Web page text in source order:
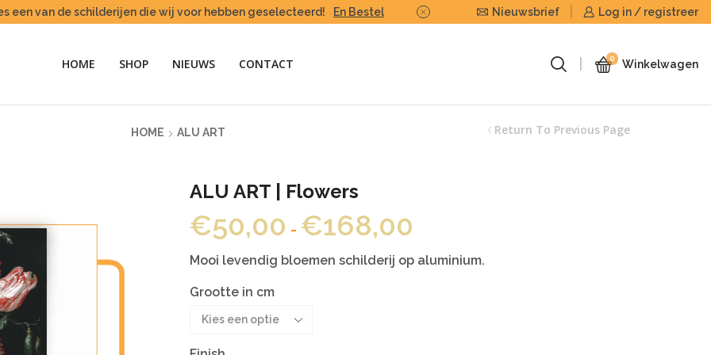
een van de schilderijen die wij voor hebben geselecteerd! En Bestel Of stuur ons uw eigen foto of
Nieuwsbrief Log in / registreer
HOME SHOP NIEUWS CONTACT 0 Winkelwagen
HOME ALU ART Return To Previous Page
ALU ART | Flowers
€50,00 - €168,00
tot
Mooi levendig bloemen schilderij op aluminium.
Grootte in cm